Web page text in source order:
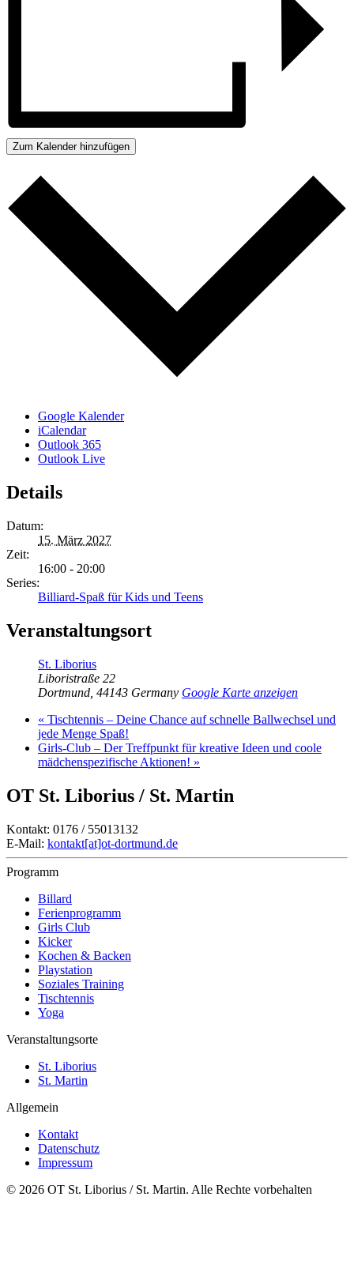
Zum Kalender hinzufügen
Google Kalender
iCalendar
Outlook 365
Outlook Live
Details
Datum:
15. März 2027
Zeit:
16:00 - 20:00
Series:
Billiard-Spaß für Kids und Teens
Veranstaltungsort
St. Liborius
Liboristraße 22
Dortmund 44143 Germany Google Karte anzeigen
« Tischtennis – Deine Chance auf schnelle Ballwechsel und
jede Menge Spaß!
Girls-Club – Der Treffpunkt für kreative Ideen und coole
mädchenspezifische Aktionen! »
OT St. Liborius / St. Martin
Kontakt: 0176 / 55013132
E-Mail: kontakt[at]ot-dortmund.de
Programm
Billard
Ferienprogramm
Girls Club
Kicker
Kochen & Backen
Playstation
Soziales Training
Tischtennis
Yoga
Veranstaltungsorte
St. Liborius
St. Martin
Allgemein
Kontakt
Datenschutz
Impressum
© 2026 OT St. Liborius / St. Martin. Alle Rechte vorbehalten